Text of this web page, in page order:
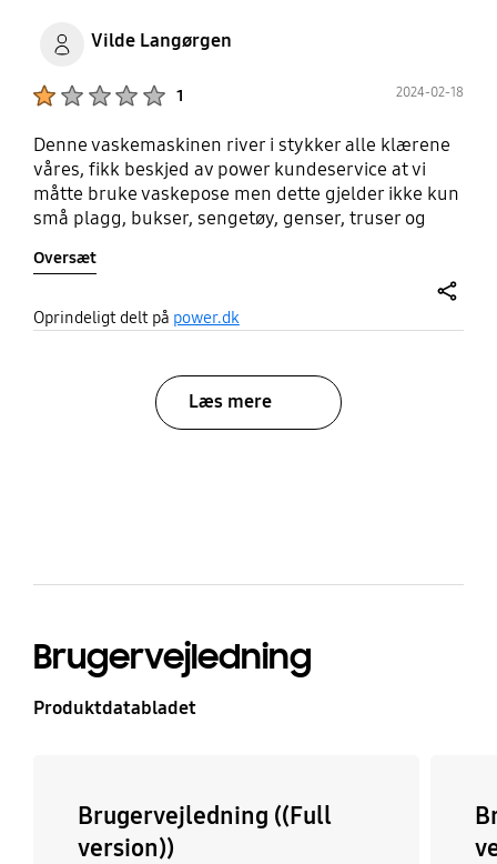
Vilde Langørgen
1 2024-02-18
Denne vaskemaskinen river i stykker alle klærene
våres, fikk beskjed av power kundeservice at vi
måtte bruke vaskepose men dette gjelder ikke kun
små plagg, bukser, sengetøy, genser, truser og
nede i filteret. Vaskemaskinen vasker svært dårlig
vask
Oversæt
Oprindeligt delt på power.dk
Læs mere
Brugervejledning
Produktdatabladet
Brugervejledning ((Full
version))